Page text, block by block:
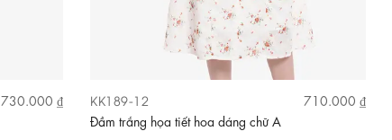
730.000 ₫
KK189-12
710.000 ₫
Đầm trắng họa tiết hoa dáng chữ A